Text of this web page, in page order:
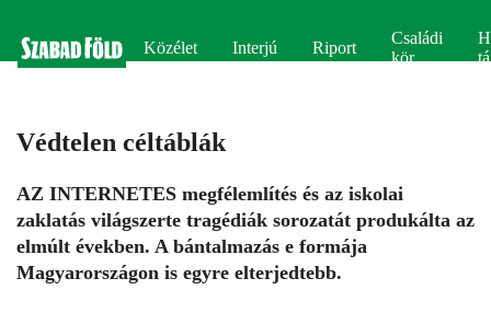
Közélet Interjú Riport
Családi
kör
Védtelen céltáblák
AZ INTERNETES megfélemlítés és az iskolai
zaklatás világszerte tragédiák sorozatát produkálta az
elmúlt években. A bántalmazás e formája
Magyarországon is egyre elterjedtebb.